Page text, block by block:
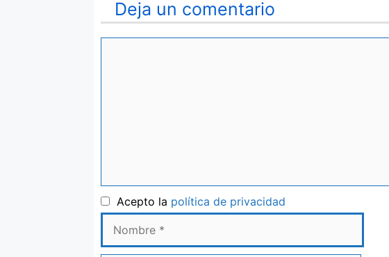
Deja un comentario
Acepto la política de privacidadNombre